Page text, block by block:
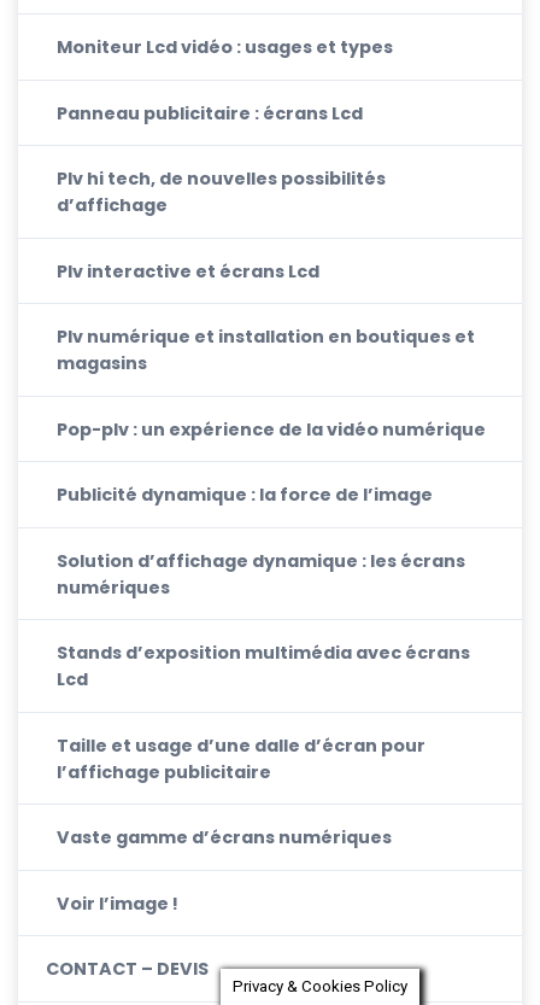
Moniteur Lcd vidéo : usages et types
Panneau publicitaire : écrans Lcd
Plv hi tech, de nouvelles possibilités
d’affichage
Plv interactive et écrans Lcd
Plv numérique et installation en boutiques et
magasins
Pop-plv : un expérience de la vidéo numérique
Publicité dynamique : la force de l’image
Solution d’affichage dynamique : les écrans
numériques
Stands d’exposition multimédia avec écrans
Lcd
Taille et usage d’une dalle d’écran pour
l’affichage publicitaire
Vaste gamme d’écrans numériques
Voir l’image !
CONTACT – DEVIS
Privacy & Cookies Policy